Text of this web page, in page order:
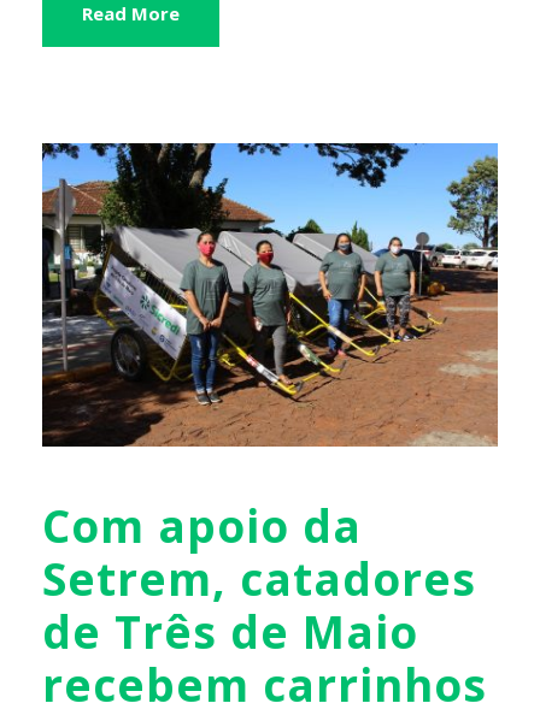
Read More
Com apoio da
Setrem, catadores
de Três de Maio
recebem carrinhos